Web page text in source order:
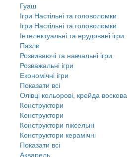
Гуаш
Ігри Настільні та головоломки
Ігри Настільні та головоломки
Інтелектуальні та ерудовані ігри
Пазли
Розвиваючі та навчальні ігри
Розважальні ігри
Економічні ігри
Показати всі
Олівці кольорові, крейда воскова
Конструктори
Конструктори
Конструктори піксельні
Конструктори керамічні
Показати всі
Акварель